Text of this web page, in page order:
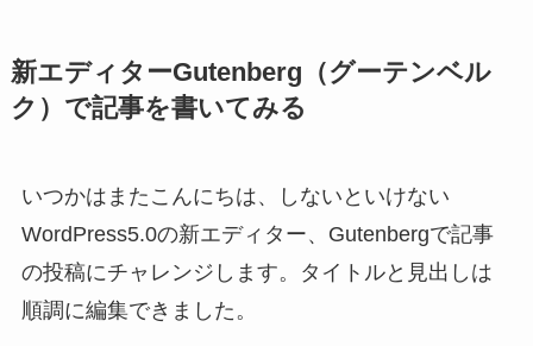
新エディターGutenberg（グーテンベル
ク）で記事を書いてみる
いつかはまたこんにちは、しないといけない
WordPress5.0の新エディター、Gutenbergで記事
の投稿にチャレンジします。タイトルと見出しは
順調に編集できました。